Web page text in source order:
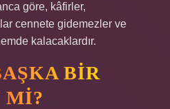
göre, kâfirler,
cennete gidemezler ve
kalacaklardır.
BIR
MI?